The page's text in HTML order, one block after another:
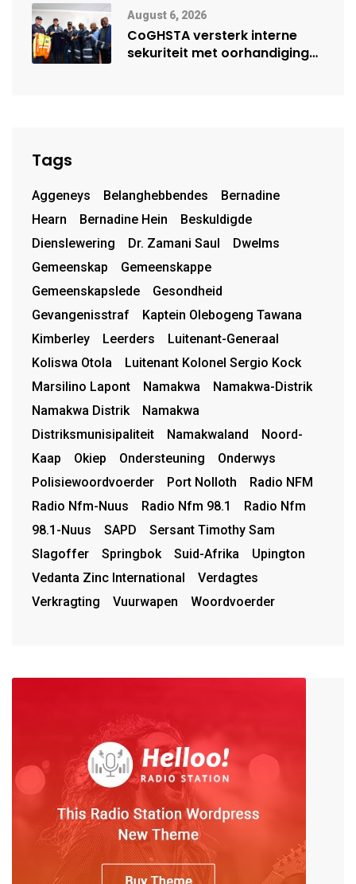
August 6, 2026
CoGHSTA versterk interne
sekuriteit met oorhandiging
Tags
Aggeneys Belanghebbendes
Bernadine
Hearn
Bernadine Hein
Beskuldigde
Dienslewering
Dr. Zamani Saul
Dwelms
Gemeenskap
Gemeenskappe
Gemeenskapslede
Gesondheid
Gevangenisstraf
Kaptein Olebogeng Tawana
Kimberley
Leerders
Luitenant-Generaal
Koliswa Otola
Luitenant Kolonel Sergio Kock
Marsilino Lapont
Namakwa
Namakwa-Distrik
Namakwa Distrik
Namakwa
Distriksmunisipaliteit
Namakwaland
Noord-
Kaap
Okiep Ondersteuning
Onderwys
Polisiewoordvoerder
Port Nolloth
Radio NFM
Radio Nfm-Nuus
Radio Nfm 98.1
Radio Nfm
98.1-Nuus
SAPD
Sersant Timothy Sam
Slagoffer
Springbok Suid-Afrika
Upington
Vedanta Zinc International
Verdagtes
Verkragting
Vuurwapen Woordvoerder